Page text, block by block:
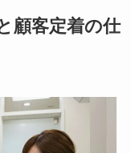
顧客定着の仕